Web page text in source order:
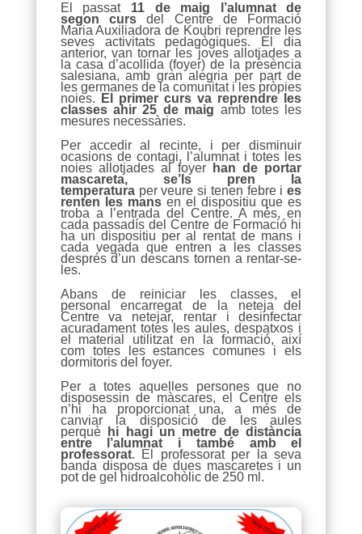
El passat
11 de maig l’alumnat de
segon curs
del Centre de Formació
Maria Auxiliadora de Koubri reprendre les
seves activitats pedagògiques. El dia
anterior, van tornar les joves allotjades a
la casa d’acollida (foyer) de la presència
salesiana, amb gran alegria per part de
les germanes de la comunitat i les pròpies
noies.
El primer curs va reprendre les
classes ahir 25 de maig amb totes les
mesures necessàries.
Per accedir al recinte, i per disminuir
ocasions de contagi, l’alumnat i totes les
noies allotjades al foyer
han de portar
mascareta, se’ls pren la
temperatura per veure si tenen febre i es
renten les mans en el dispositiu que es
troba a l’entrada del Centre. A més, en
cada passadís del Centre de Formació hi
ha un dispositiu per al rentat de mans i
cada vegada que entren a les classes
després d’un descans tornen a rentar-se-
les.
Abans de reiniciar les classes, el
personal encarregat de la neteja del
Centre va netejar, rentar i desinfectar
acuradament totes les aules, despatxos i
el material utilitzat en la formació, així
com totes les estances comunes i els
dormitoris del foyer.
Per a totes aquelles persones que no
disposessin de màscares, el Centre els
n’hi ha proporcionat una, a més de
canviar la disposició de les aules
perquè
hi hagi un metre de distància
entre l’alumnat i també amb el
professorat. El professorat per la seva
banda disposa de dues mascaretes i un
pot de gel hidroalcohòlic de 250 ml.